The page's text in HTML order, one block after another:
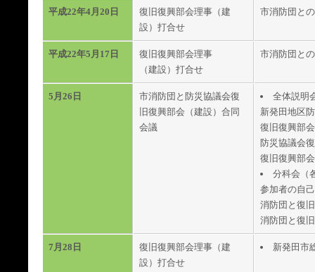
平成22年4月20日
復旧復興部会理事（建
設）打合せ
市消防団と
平成22年5月17日
復旧復興部会理事
（建設）打合せ
市消防団と
5月26日
市消防団と防災協議会復
旧復興部会（建設）合同
会議
全体説明
新発田地区
復旧復興部
防災協議会
復旧復興部
分科会（
参加者の自
消防団と復
消防団と復
7月28日
復旧復興部会理事（建
設）打合せ
新発田市